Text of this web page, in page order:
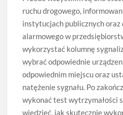
ruchu drogowego,
instytucjach publicznych oraz
alarmowego w
wykorzystać kolumnę
wybrać odpowiednie
odpowiednim miejscu oraz
natężenie sygnału. Po
wykonać test wytrzymałości
wiedzieć, jak skutecznie